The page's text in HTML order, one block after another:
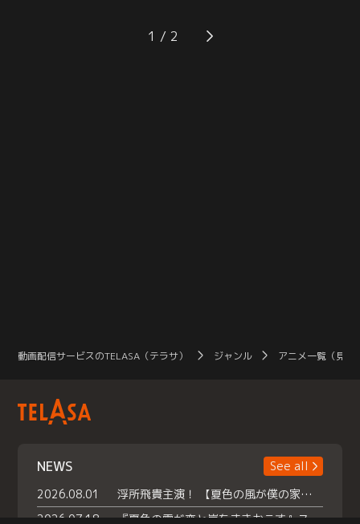
歓迎ムードの朝凪家とは裏腹に緊張
樹。そこに樹と湊もやってくる。真
樹は両親を再会させ、仲直りをさせ
1
動画配信サービスのTELASA（テラサ） ジャンル アニメ一覧（見放
NEWS
See all
2026.08.01
浮所飛貴主演！ 【夏色の風が僕の家にやってきた】 本日よりテラサで独占配信スタート！
2026.07.18
『夏色の雲が恋と嵐をまきおこす』スペシャルメイキング 【Part1】2026年７月18日（土）23時30分～配信スタート！話題のシーンの裏側を大公開！豪華キャスト大集合！ 『武宮家 真夏の家族会議』開催！